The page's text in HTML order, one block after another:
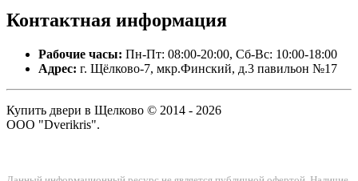
Контактная информация
Рабочие часы: Пн-Пт: 08:00-20:00, Сб-Вс: 10:00-18:00
Адрес: г. Щёлково-7, мкр.Финский, д.3 павильон №17
Купить двери в Щелково © 2014 - 2026
ООО "Dverikris".